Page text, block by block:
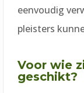
eenvoudig
pleisters
Voor wie
geschikt?